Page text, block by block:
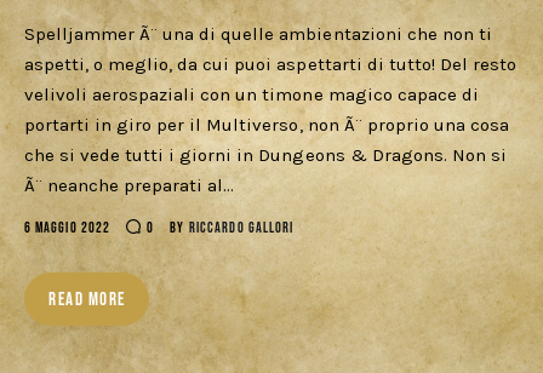
Spelljammer Ã¨ una di quelle ambientazioni che non ti
aspetti, o meglio, da cui puoi aspettarti di tutto! Del resto
velivoli aerospaziali con un timone magico capace di
portarti in giro per il Multiverso, non Ã¨ proprio una cosa
che si vede tutti i giorni in Dungeons & Dragons. Non si
Ã¨ neanche preparati al…
6 MAGGIO 2022 0 BY RICCARDO GALLORI
READ MORE